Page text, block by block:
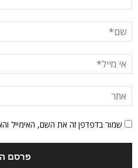
שמור בדפדפן זה את השם, האימייל